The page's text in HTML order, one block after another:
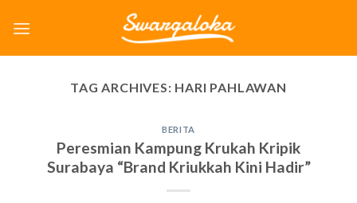
TAG ARCHIVES: HARI PAHLAWAN
BERITA
Peresmian Kampung Krukah Kripik
Surabaya “Brand Kriukkah Kini Hadir”